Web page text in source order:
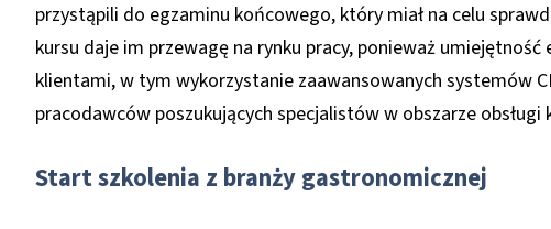
przystąpili do egzaminu końcowego, który miał na celu
kursu daje im przewagę na rynku pracy, ponieważ
klientami, w tym wykorzystanie zaawansowanych systemów
pracodawców poszukujących specjalistów w obszarze obsługi
Start szkolenia z branży gastronomicznej